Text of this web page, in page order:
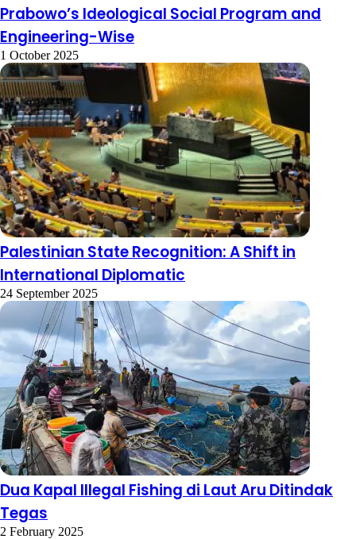
Prabowo’s Ideological Social Program and
Engineering-Wise
1 October 2025
Palestinian State Recognition: A Shift in
International Diplomatic
24 September 2025
Dua Kapal Illegal Fishing di Laut Aru Ditindak
Tegas
2 February 2025